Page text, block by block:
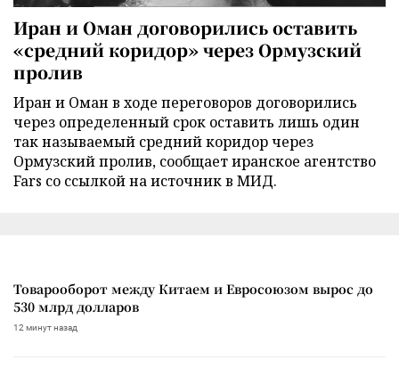
Иран и Оман договорились оставить
«средний коридор» через Ормузский
пролив
Иран и Оман в ходе переговоров договорились
через определенный срок оставить лишь один
так называемый средний коридор через
Ормузский пролив, сообщает иранское агентство
Fars со ссылкой на источник в МИД.
Товарооборот между Китаем и Евросоюзом вырос до
530 млрд долларов
12 минут назад